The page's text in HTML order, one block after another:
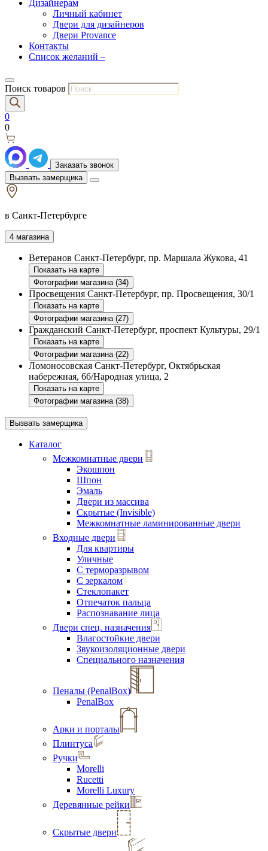
Дизайнерам
Личный кабинет
Двери для дизайнеров
Двери Provance
Контакты
Список желаний –
Поиск товаров
0
0
Заказать звонок
Вызвать замерщика
в Санкт-Петербурге
4 магазина
Ветеранов Санкт-Петербург, пр. Маршала Жукова, 41
Показать на карте
Фотографии магазина (34)
Просвещения Санкт-Петербург, пр. Просвещения, 30/1
Показать на карте
Фотографии магазина (27)
Гражданский Санкт-Петербург, проспект Культуры, 29/1
Показать на карте
Фотографии магазина (22)
Ломоносовская Санкт-Петербург, Октябрьская
набережная, 66/Народная улица, 2
Показать на карте
Фотографии магазина (38)
Вызвать замерщика
Каталог
Межкомнатные двери
Экошпон
Шпон
Эмаль
Двери из массива
Скрытые (Invisible)
Межкомнатные ламинированные двери
Входные двери
Для квартиры
Уличные
С терморазрывом
С зеркалом
Стеклопакет
Отпечаток пальца
Распознавание лица
Двери спец. назначения
Влагостойкие двери
Звукоизоляционные двери
Специального назначения
Пеналы (PenalBox)
PenalBox
Арки и порталы
Плинтуса
Ручки
Morelli
Rucetti
Morelli Luxury
Деревянные рейки
Скрытые двери